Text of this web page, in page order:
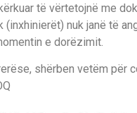
të vërtetojnë me
nuk janë të
e dorëzimit.
shërben vetëm për